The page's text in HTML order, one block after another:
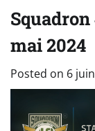
mai 2024
Posted on 6